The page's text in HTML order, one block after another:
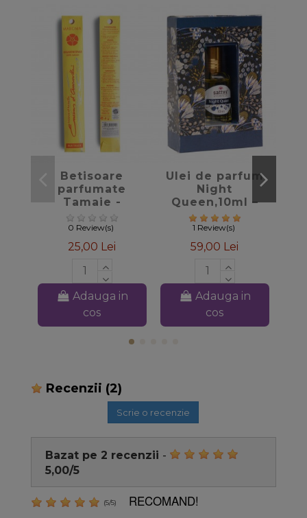
favorite_border
Betisoare
parfumate
Tamaie -
Maroma
0 Review(s)
25,00 Lei
Adauga in
cos
favorite_border
Ulei de parfum
Night
Queen,10ml –
Sattva Ayurveda
1 Review(s)
59,00 Lei
Adauga in
cos
Recenzii (2)
Scrie o recenzie
Bazat pe 2 recenzii -
5,00/5
(5/5) RECOMAND!